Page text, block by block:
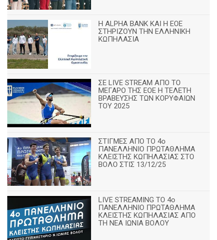
H ALPHA BANK ΚΑΙ Η ΕΟΕ
ΣΤΗΡΙΖΟΥΝ ΤΗΝ ΕΛΛΗΝΙΚΗ
ΚΩΠΗΛΑΣΙΑ
ΣΕ LIVE STREAM ΑΠΟ ΤΟ
ΜΕΓΑΡΟ ΤΗΣ ΕΟΕ Η ΤΕΛΕΤΗ
ΒΡΑΒΕΥΣΗΣ ΤΩΝ ΚΟΡΥΦΑΙΩΝ
ΤΟΥ 2025
ΣΤΙΓΜΕΣ ΑΠΟ ΤΟ 4ο
ΠΑΝΕΛΛΗΝΙΟ ΠΡΩΤΑΘΛΗΜΑ
ΚΛΕΙΣΤΗΣ ΚΩΠΗΛΑΣΙΑΣ ΣΤΟ
ΒΟΛΟ ΣΤΙΣ 13/12/25
LIVE STREAMING ΤΟ 4ο
ΠΑΝΕΛΛΗΝΙΟ ΠΡΩΤΑΘΛΗΜΑ
ΚΛΕΙΣΤΗΣ ΚΩΠΗΛΑΣΙΑΣ ΑΠΟ
ΤΗ ΝΕΑ ΙΩΝΙΑ ΒΟΛΟΥ